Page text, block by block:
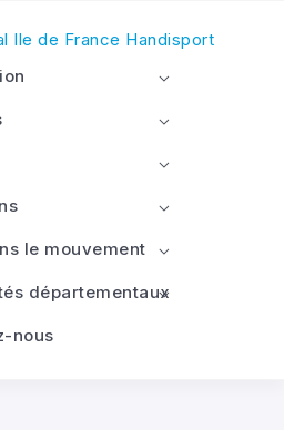
le mouvement
départementaux
nous